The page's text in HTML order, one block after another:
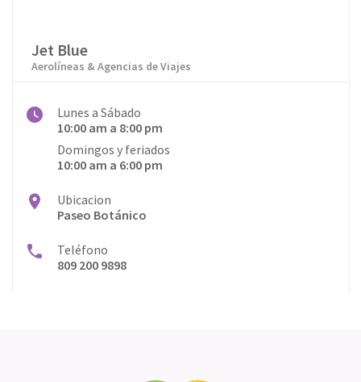
Jet Blue
Aerolíneas & Agencias de Viajes
Lunes a Sábado
10:00 am a 8:00 pm
Domingos y feriados
10:00 am a 6:00 pm
Ubicacion
Paseo Botánico
Teléfono
809 200 9898